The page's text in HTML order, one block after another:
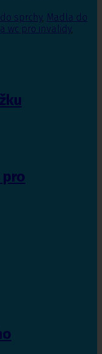
sprchy, Madla do
wc pro invalidy,